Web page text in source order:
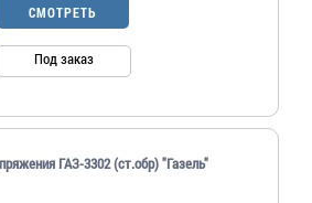
СМОТРЕТЬ
Под заказ
ГАЗ-3302 (cт.обр) "Газель"